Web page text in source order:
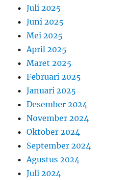
Juli 2025
Juni 2025
Mei 2025
April 2025
Maret 2025
Februari 2025
Januari 2025
Desember 2024
November 2024
Oktober 2024
September 2024
Agustus 2024
Juli 2024